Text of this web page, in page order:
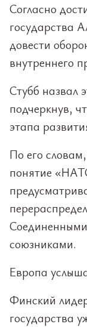
Согласно
государства
довести
внутреннего
Стубб назвал
подчеркнув,
этапа
По его
понятие
союзниками.
Европа
Финский
государства